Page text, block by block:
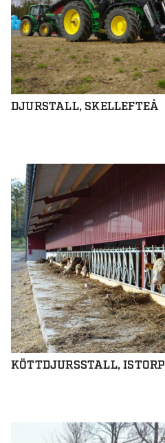
DJURSTALL, SKELLEFTEÅ
KÖTTDJURSSTALL, ISTORP